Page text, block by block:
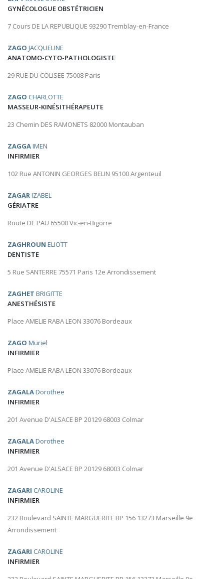
GYNÉCOLOGUE OBSTÉTRICIEN
7 Cours DE LA REPUBLIQUE 93290 Tremblay-en-France
ZAGO JACQUELINE
ANATOMO-CYTO-PATHOLOGISTE
29 RUE DU COLISEE 75008 Paris
ZAGO CHARLOTTE
MASSEUR-KINÉSITHÉRAPEUTE
23 Chemin DES RAMONETS 82000 Montauban
ZAGGAIMEN
INFIRMIER
102 Rue ANTONIN GEORGES BELIN 95100 Argenteuil
ZAGARIZABEL
GÉRIATRE
Route DE PAU 65500 Vic-en-Bigorre
ZAGHROUN ELIOTT
DENTISTE
5 Rue SANTERRE 75571 Paris 12e Arrondissement
ZAGHET BRIGITTE
ANESTHÉSISTE
Place AMELIE RABA LEON 33076 Bordeaux
ZAGO Muriel
INFIRMIER
Place AMELIE RABA LEON 33076 Bordeaux
ZAGALADorothee
INFIRMIER
201 Avenue D'ALSACE BP 20129 68003 Colmar
ZAGALADorothee
INFIRMIER
201 Avenue D'ALSACE BP 20129 68003 Colmar
ZAGARI CAROLINE
INFIRMIER
232 Boulevard SAINTE MARGUERITE BP 156 13273 Marseille 9e
Arrondissement
ZAGARI CAROLINE
INFIRMIER